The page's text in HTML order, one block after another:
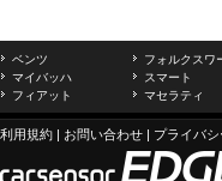
ベンツ フォルクスワ
マイバッハ
スマート
フィアット
マセラティ
利用規約 | お問い合わせ | プライバ